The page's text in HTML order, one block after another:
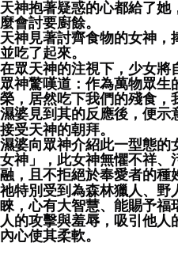
天神抱著疑惑的心都給了她
麼會討要廚餘。
天神見著討齊食物的女神，
並吃了起來。
在眾天神的注視下，少女將
眾神驚嘆道：作為萬物眾生
榮，居然吃下我們的殘食，
濕婆見到其的反應後，便示
接受天神的朝拜。
濕婆向眾神介紹此一型態的
女神」，此女神無懼不祥、
融，且不拒絕於奉愛者的種
祂特別受到為森林獵人、野
睞，心有大智慧、能賜予福
人的攻擊與羞辱，吸引他
內心使其柔軟。